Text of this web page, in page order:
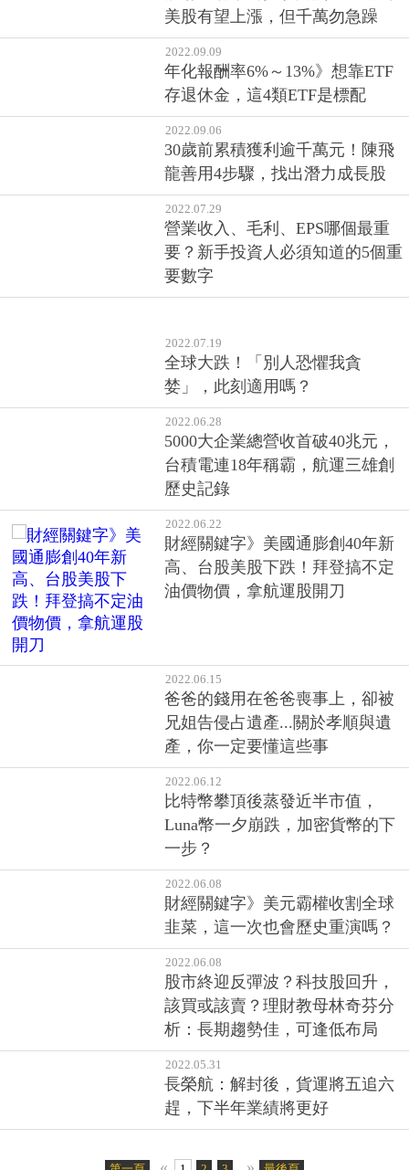
美股有望上漲，但千萬勿急躁
2022.09.09
年化報酬率6%～13%》想靠ETF
存退休金，這4類ETF是標配
2022.09.06
30歲前累積獲利逾千萬元！陳飛
龍善用4步驟，找出潛力成長股
2022.07.29
要？新手投資人必須知道的5個重
要數字
2022.07.19
全球大跌！「別人恐懼我貪
婪」，此刻適用嗎？
2022.06.28
5000大企業總營收首破40兆元，
台積電連18年稱霸，航運三雄創
歷史記錄
油價物價，拿航運股開刀
2022.06.15
爸爸的錢用在爸爸喪事上，卻被
兄姐告侵占遺產...關於孝順與遺
產，你一定要懂這些事
2022.06.12
比特幣攀頂後蒸發近半市值，
一步？
2022.06.08
財經關鍵字》美元霸權收割全球
2022.06.08
股市終迎反彈波？科技股回升，